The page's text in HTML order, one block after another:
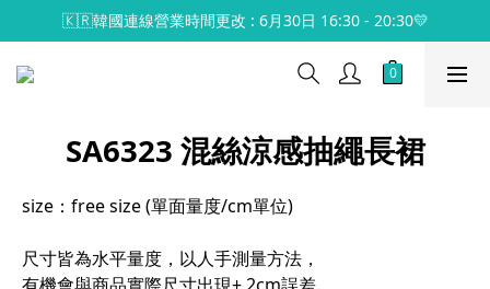
🇰🇷韓國連線營業時間更改 : 6月30日 16:30 - 20:30💛
SA6323 混絲涼感抽繩長裙
size：free size (單面量度/cm單位)
尺寸皆為水平量度，以人手測量方法，